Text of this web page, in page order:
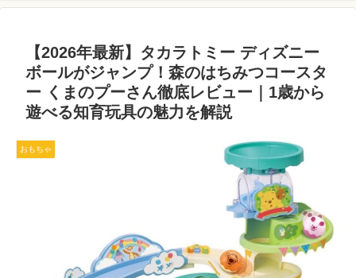
【2026年最新】タカラトミー ディズニー
ボールがジャンプ！森のはちみつコースタ
ー くまのプーさん徹底レビュー｜1歳から
遊べる知育玩具の魅力を解説
おもちゃ